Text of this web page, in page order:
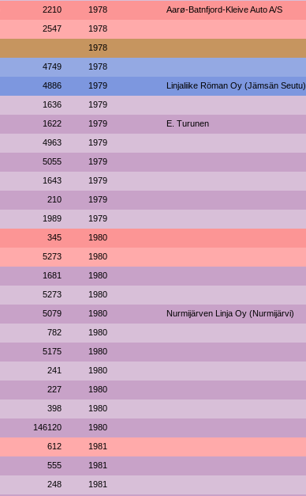
2210 1978 Aarø-Batnfjord-Kleive Auto A/S
2547 1978
1978
4749 1978
4886 1979 Linjaliike Röman Oy (Jämsän Seutu)
1636 1979
1622 1979 E. Turunen
4963 1979
5055 1979
1643 1979
210 1979
1989 1979
345 1980
5273 1980
1681 1980
5273 1980
5079 1980 Nurmijärven Linja Oy (Nurmijärvi)
782 1980
5175 1980
241 1980
227 1980
398 1980
146120 1980
612 1981
555 1981
248 1981